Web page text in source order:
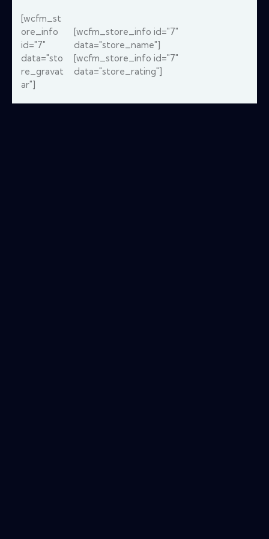
[wcfm_st
ore_info
id="7"
data="sto
re_gravat
ar"]
[wcfm_store_info id="7"
data="store_name"]
[wcfm_store_info id="7"
data="store_rating"]